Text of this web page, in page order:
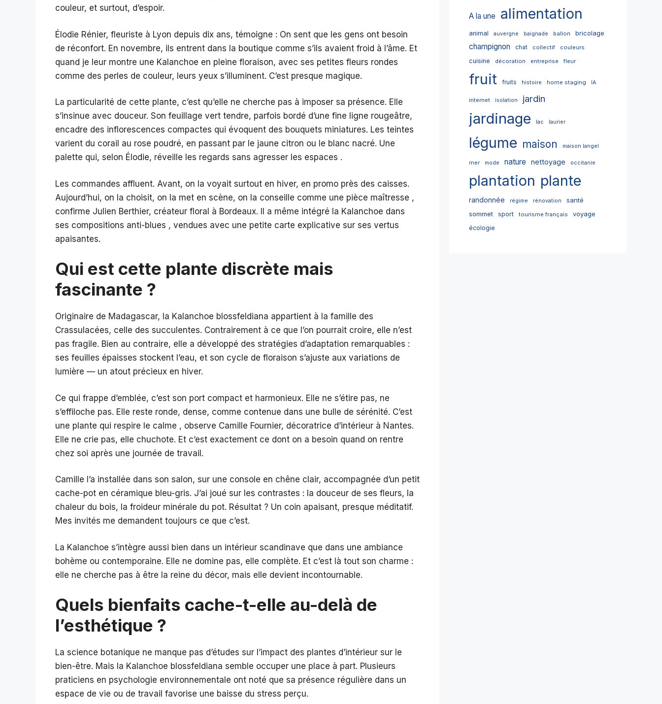
couleur, et surtout, d’espoir.
Élodie Rénier, fleuriste à Lyon depuis dix ans, témoigne : On sent que les gens ont besoin
de réconfort. En novembre, ils entrent dans la boutique comme s’ils avaient froid à l’âme. Et
quand je leur montre une Kalanchoe en pleine floraison, avec ses petites fleurs rondes
comme des perles de couleur, leurs yeux s’illuminent. C’est presque magique.
La particularité de cette plante, c’est qu’elle ne cherche pas à imposer sa présence. Elle
s’insinue avec douceur. Son feuillage vert tendre, parfois bordé d’une fine ligne rougeâtre,
encadre des inflorescences compactes qui évoquent des bouquets miniatures. Les teintes
varient du corail au rose poudré, en passant par le jaune citron ou le blanc nacré. Une
palette qui, selon Élodie, réveille les regards sans agresser les espaces .
Les commandes affluent. Avant, on la voyait surtout en hiver, en promo près des caisses.
Aujourd’hui, on la choisit, on la met en scène, on la conseille comme une pièce maîtresse ,
confirme Julien Berthier, créateur floral à Bordeaux. Il a même intégré la Kalanchoe dans
ses compositions anti-blues , vendues avec une petite carte explicative sur ses vertus
apaisantes.
Qui est cette plante discrète mais
fascinante ?
Originaire de Madagascar, la Kalanchoe blossfeldiana appartient à la famille des
Crassulacées, celle des succulentes. Contrairement à ce que l’on pourrait croire, elle n’est
pas fragile. Bien au contraire, elle a développé des stratégies d’adaptation remarquables :
ses feuilles épaisses stockent l’eau, et son cycle de floraison s’ajuste aux variations de
lumière — un atout précieux en hiver.
Ce qui frappe d’emblée, c’est son port compact et harmonieux. Elle ne s’étire pas, ne
s’effiloche pas. Elle reste ronde, dense, comme contenue dans une bulle de sérénité. C’est
une plante qui respire le calme , observe Camille Fournier, décoratrice d’intérieur à Nantes.
Elle ne crie pas, elle chuchote. Et c’est exactement ce dont on a besoin quand on rentre
chez soi après une journée de travail.
Camille l’a installée dans son salon, sur une console en chêne clair, accompagnée d’un petit
cache-pot en céramique bleu-gris. J’ai joué sur les contrastes : la douceur de ses fleurs, la
chaleur du bois, la froideur minérale du pot. Résultat ? Un coin apaisant, presque méditatif.
Mes invités me demandent toujours ce que c’est.
La Kalanchoe s’intègre aussi bien dans un intérieur scandinave que dans une ambiance
bohème ou contemporaine. Elle ne domine pas, elle complète. Et c’est là tout son charme :
elle ne cherche pas à être la reine du décor, mais elle devient incontournable.
Quels bienfaits cache-t-elle au-delà de
l’esthétique ?
La science botanique ne manque pas d’études sur l’impact des plantes d’intérieur sur le
bien-être. Mais la Kalanchoe blossfeldiana semble occuper une place à part. Plusieurs
praticiens en psychologie environnementale ont noté que sa présence régulière dans un
espace de vie ou de travail favorise une baisse du stress perçu.
A la une alimentation
animal auvergne baignade ballon bricolage
champignon chat collectif couleurs
cuisine décoration entreprise fleur
fruit fruits histoire home staging IA
internet isolation jardin
jardinage lac laurier
légume maison maison langel
mer mode nature nettoyage occitanie
plantation plante
randonnée régime rénovation
santé
sommet
sport tourisme français
voyage
écologie